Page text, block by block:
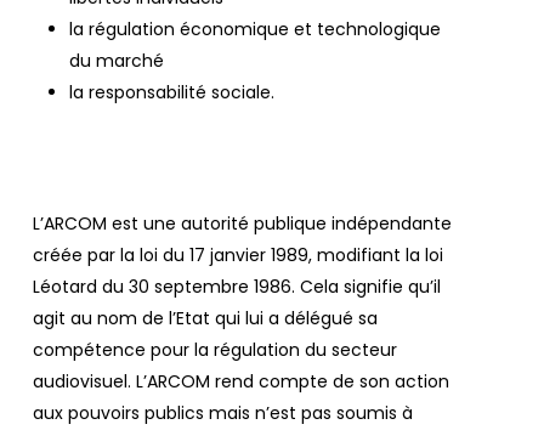
la régulation économique et technologique
du marché
la responsabilité sociale.
L’ARCOM est une autorité publique indépendante
créée par la loi du 17 janvier 1989, modifiant la loi
Léotard du 30 septembre 1986. Cela signifie qu’il
agit au nom de l’Etat qui lui a délégué sa
compétence pour la régulation du secteur
audiovisuel. L’ARCOM rend compte de son action
aux pouvoirs publics mais n’est pas soumis à